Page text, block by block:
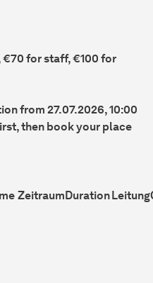
for staff, €100 for
from 27.07.2026, 10:00
then book your place
ZeitraumDurationLeitung